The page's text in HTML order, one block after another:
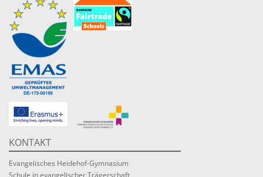
KONTAKT
Evangelisches Heidehof-Gymnasium
Schule in evangelischer Trägerschaft